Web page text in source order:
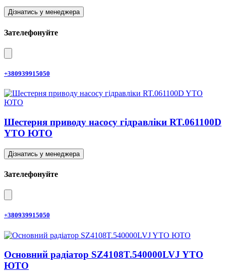
Дізнатись у менеджера
Зателефонуйте
+380939915050
Шестерня приводу насосу гідравліки RT.061100D
YTO ЮТО
Дізнатись у менеджера
Зателефонуйте
+380939915050
Основний радіатор SZ4108T.540000LVJ YTO
ЮТО